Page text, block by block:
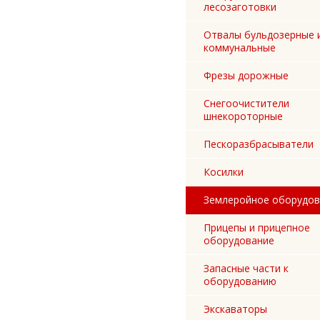
лесозаготовки
Отвалы бульдозерные
коммунальные
Фрезы дорожные
Снегоочистители
шнекороторные
Пескоразбрасыватели
Косилки
Землеройное
Прицепы и прицепное
оборудование
Запасные части к
оборудованию
Экскаваторы